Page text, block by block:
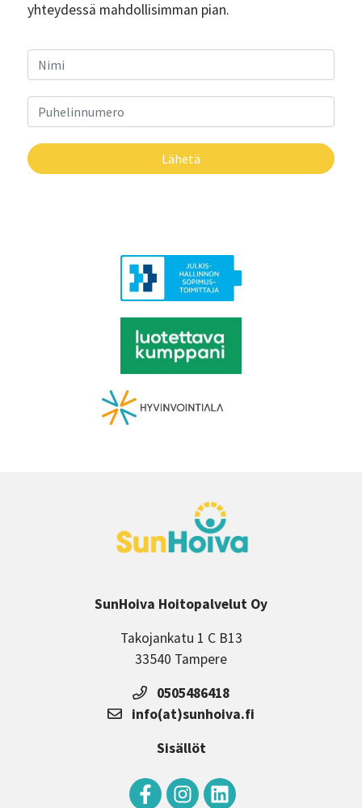
yhteydessä mahdollisimman pian.
Lähetä
SunHoiva Hoitopalvelut Oy
Takojankatu 1 C B13
33540 Tampere
0505486418
info(at)sunhoiva.fi
Sisällöt